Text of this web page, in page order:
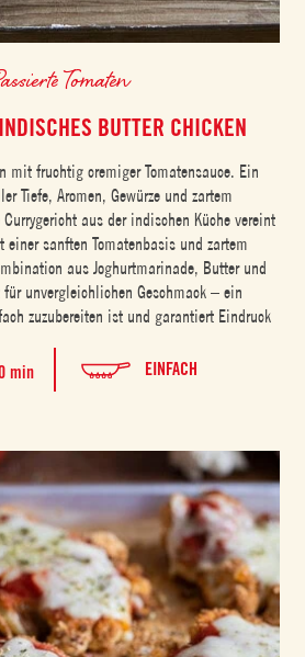
Tomaten
BUTTER CHICKEN
mit fruchtig cremiger Tomatensauce. Ein
Tiefe, Aromen, Gewürze und zartem
aus der indischen Küche vereint
einer sanften Tomatenbasis und zartem
aus Joghurtmarinade, Butter und
unvergleichlichen Geschmack – ein
zuzubereiten ist und garantiert Eindruck
min EINFACH